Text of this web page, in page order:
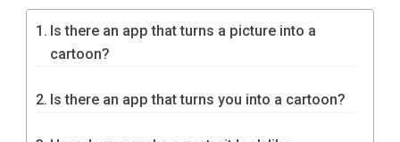
Is there an app that turns a picture into a
cartoon?
Is there an app that turns you into a cartoon?